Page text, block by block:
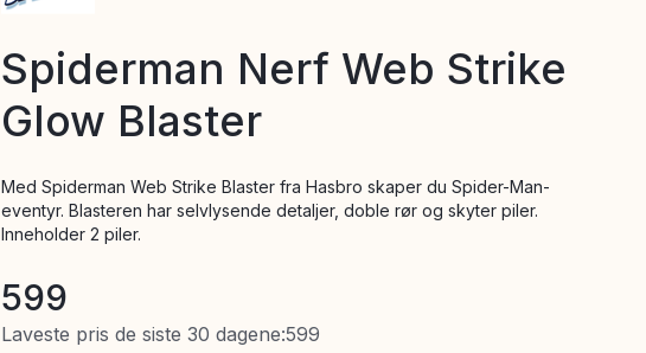
Spiderman Nerf Web Strike
Glow Blaster
Med Spiderman Web Strike Blaster fra Hasbro skaper du Spider-Man-
eventyr. Blasteren har selvlysende detaljer, doble rør og skyter piler.
Inneholder 2 piler.
599
Laveste pris de siste 30 dagene:599